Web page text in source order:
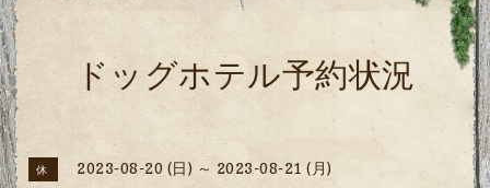
ドッグホテル予約状況
休 2023-08-20 (日) ～ 2023-08-21 (月)